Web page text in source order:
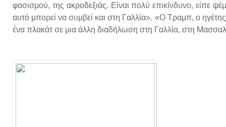
φασισμού, της ακροδεξιάς. Είναι πολύ επικίνδυνο, είπε
αυτό μπορεί να συμβεί και στη Γαλλία». «Ο Τραμπ, ο
ένα πλακάτ σε μια άλλη διαδήλωση στη Γαλλία, στη